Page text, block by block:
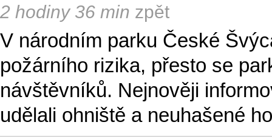
2 hodiny 36 min zpět
V národním parku České
požárního rizika, přesto se
návštěvníků. Nejnověji
udělali ohniště a neuhašené